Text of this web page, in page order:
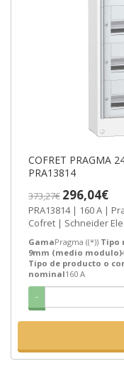
COFRET PRAGMA 24
PRA13814
373,27€ 296,04€
PRA13814 | 160 A |
Cofret | Schneider
GamaPragma ((*)) Tipo
9mm (medio modulo)
Tipo de producto o
nominal160 A
-